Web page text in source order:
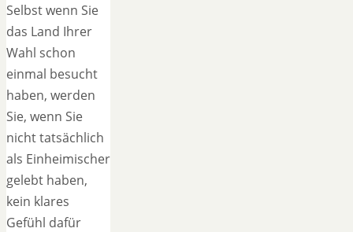
Selbst wenn Sie
das Land Ihrer
Wahl schon
einmal besucht
haben, werden
Sie, wenn Sie
nicht tatsächlich
als Einheimischer
gelebt haben,
kein klares
Gefühl dafür